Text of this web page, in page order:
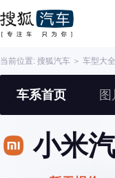
当前位置: 搜狐汽车 ＞ 车型大全
车系首页 图
小米